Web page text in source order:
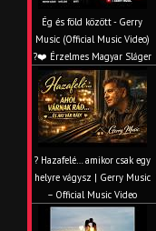
Ég és föld között - Gerry
Music (Official Music Video)
?❤️ Érzelmes Magyar Sláger
? Hazafelé… amikor csak egy
helyre vágysz | Gerry Music
– Official Music Video